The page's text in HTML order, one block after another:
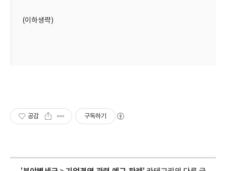
(이하생략)
공감 구독하기